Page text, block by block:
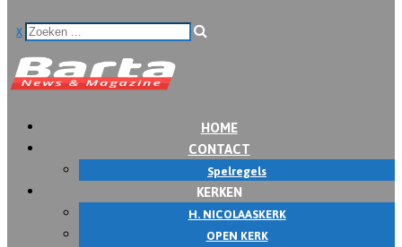
x
HOME
CONTACT
Spelregels
KERKEN
H. NICOLAASKERK
OPEN KERK